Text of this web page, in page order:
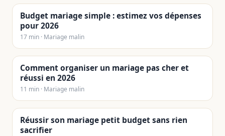
Budget mariage simple : estimez vos dépenses
pour 2026
17 min · Mariage malin
Comment organiser un mariage pas cher et
réussi en 2026
11 min · Mariage malin
Réussir son mariage petit budget sans rien
sacrifier